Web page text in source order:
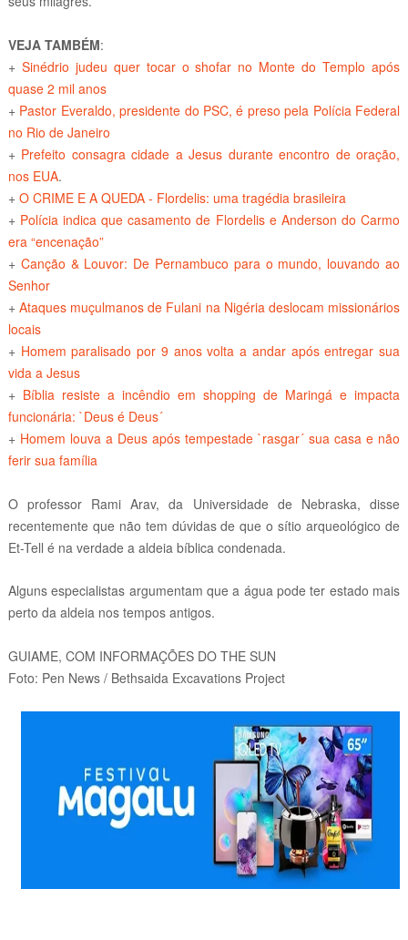
VEJA TAMBÉM:
+ Sinédrio judeu quer tocar o shofar no Monte do Templo após
quase 2 mil anos
+ Pastor Everaldo, presidente do PSC, é preso pela Polícia Federal
no Rio de Janeiro
+ Prefeito consagra cidade a Jesus durante encontro de oração,
nos EUA.
+ O CRIME E A QUEDA - Flordelis: uma tragédia brasileira
+ Polícia indica que casamento de Flordelis e Anderson do Carmo
era “encenação”
+ Canção & Louvor: De Pernambuco para o mundo, louvando ao
Senhor
+Ataques muçulmanos de Fulani na Nigéria deslocam missionários
locais
+ Homem paralisado por 9 anos volta a andar após entregar sua
vida a Jesus
+ Bíblia resiste a incêndio em shopping de Maringá e impacta
funcionária: `Deus é Deus´
+ Homem louva a Deus após tempestade `rasgar´ sua casa e não
ferir sua família
O professor Rami Arav, da Universidade de Nebraska, disse
recentemente que não tem dúvidas de que o sítio arqueológico de
Et-Tell é na verdade a aldeia bíblica condenada.
Alguns especialistas argumentam que a água pode ter estado mais
perto da aldeia nos tempos antigos.
GUIAME, COM INFORMAÇÕES DO THE SUN
Foto: Pen News / Bethsaida Excavations Project